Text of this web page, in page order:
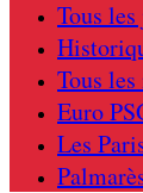
Tous
Tous
Euro
Les